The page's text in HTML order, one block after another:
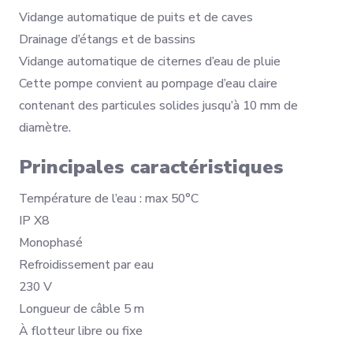
Vidange automatique de puits et de caves
Drainage d’étangs et de bassins
Vidange automatique de citernes d’eau de pluie
Cette pompe convient au pompage d’eau claire
contenant des particules solides jusqu’à 10 mm de
diamètre.
Principales caractéristiques
Température de l’eau : max 50°C
IP X8
Monophasé
Refroidissement par eau
230 V
Longueur de câble 5 m
À flotteur libre ou fixe